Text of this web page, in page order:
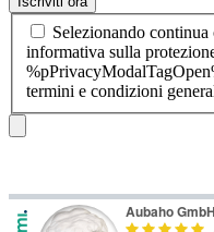
Selezionando
informativa sulla
termini e condizioni